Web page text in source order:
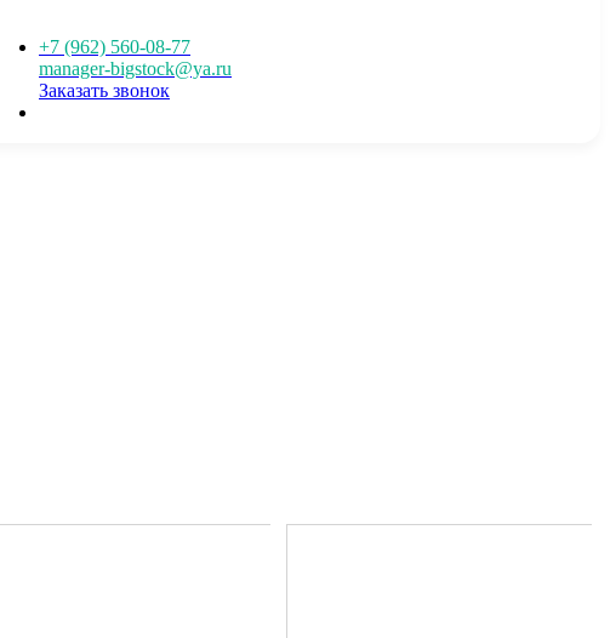
+7 (962) 560-08-77
manager-bigstock@ya.ru
Заказать звонок